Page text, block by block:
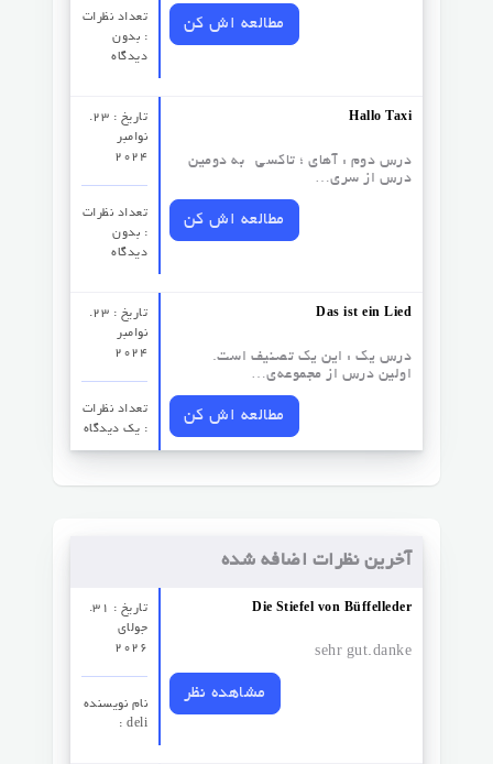
تعداد نظرات‌
: بدون
دیدگاه
مطالعه اش کن
تاریخ : 23.
نوامبر
2024
تعداد نظرات‌
: بدون
دیدگاه
Hallo Taxi
درس دوم : آهای ؛ تاکسی به دومین
درس از سری…
مطالعه اش کن
تاریخ : 23.
نوامبر
2024
تعداد نظرات‌
: یک دیدگاه
Das ist ein Lied
درس یک : این یک تصنیف است.
اولین درس از مجموعه‌ی…
مطالعه اش کن
آخرین نظرات اضافه شده
تاریخ : 31.
جولای
2026
نام نویسنده
: deli
Die Stiefel von Büffelleder
sehr gut.danke
مشاهده نظر